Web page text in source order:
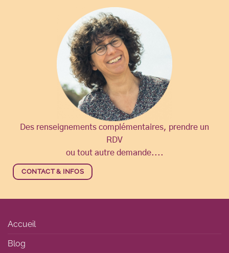
Des renseignements complémentaires, prendre un
RDV
ou tout autre demande....
CONTACT & INFOS
Accueil
Blog